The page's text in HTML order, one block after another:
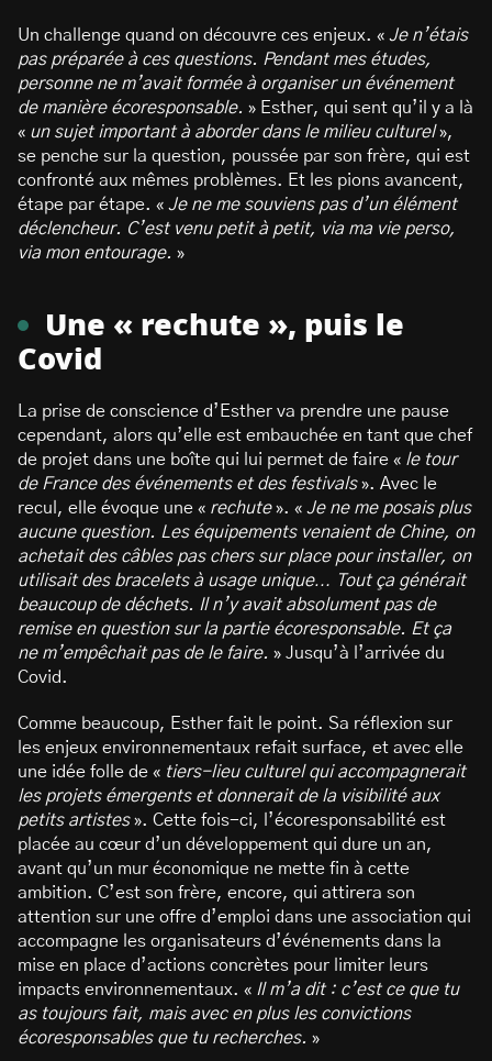
Un challenge quand on découvre ces enjeux. « Je n’étais
pas préparée à ces questions. Pendant mes études,
personne ne m’avait formée à organiser un événement
de manière écoresponsable. » Esther, qui sent qu’il y a là
« un sujet important à aborder dans le milieu culturel»,
se penche sur la question, poussée par son frère, qui est
confronté aux mêmes problèmes. Et les pions avancent,
étape par étape. « Je ne me souviens pas d’un élément
déclencheur. C’est venu petit à petit, via ma vie perso,
via mon entourage. »
Une « rechute », puis le
Covid
La prise de conscience d’Esther va prendre une pause
cependant, alors qu’elle est embauchée en tant que chef
de projet dans une boîte qui lui permet de faire « le tour
de France des événements et des festivals». Avec le
recul, elle évoque une « rechute». « Je ne me posais plus
aucune question. Les équipements venaient de Chine, on
achetait des câbles pas chers sur place pour installer, on
utilisait des bracelets à usage unique… Tout ça générait
beaucoup de déchets. Il n’y avait absolument pas de
remise en question sur la partie écoresponsable. Et ça
ne m’empêchait pas de le faire. » Jusqu’à l’arrivée du
Covid.
Comme beaucoup, Esther fait le point. Sa réflexion sur
les enjeux environnementaux refait surface, et avec elle
une idée folle de « tiers-lieu culturel qui accompagnerait
les projets émergents et donnerait de la visibilité aux
petits artistes». Cette fois-ci, l’écoresponsabilité est
placée au cœur d’un développement qui dure un an,
avant qu’un mur économique ne mette fin à cette
ambition. C’est son frère, encore, qui attirera son
attention sur une offre d’emploi dans une association qui
accompagne les organisateurs d’événements dans la
mise en place d’actions concrètes pour limiter leurs
impacts environnementaux. « Il m’a dit : c’est ce que tu
as toujours fait, mais avec en plus les convictions
écoresponsables que tu recherches. »